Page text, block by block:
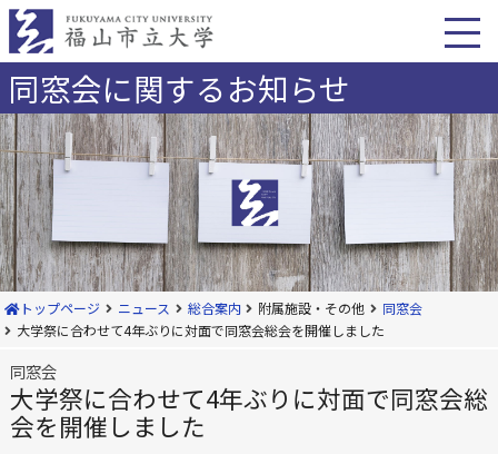
本
へ
移同窓会に関するお知らせ
トップページ ニュース 総合案内 附属施設・その他
同窓会
大学祭に合わせて4年ぶりに対面で同窓会総会を開催しました
同窓会
大学祭に合わせて4年ぶりに対面で同窓会総
会を開催しました